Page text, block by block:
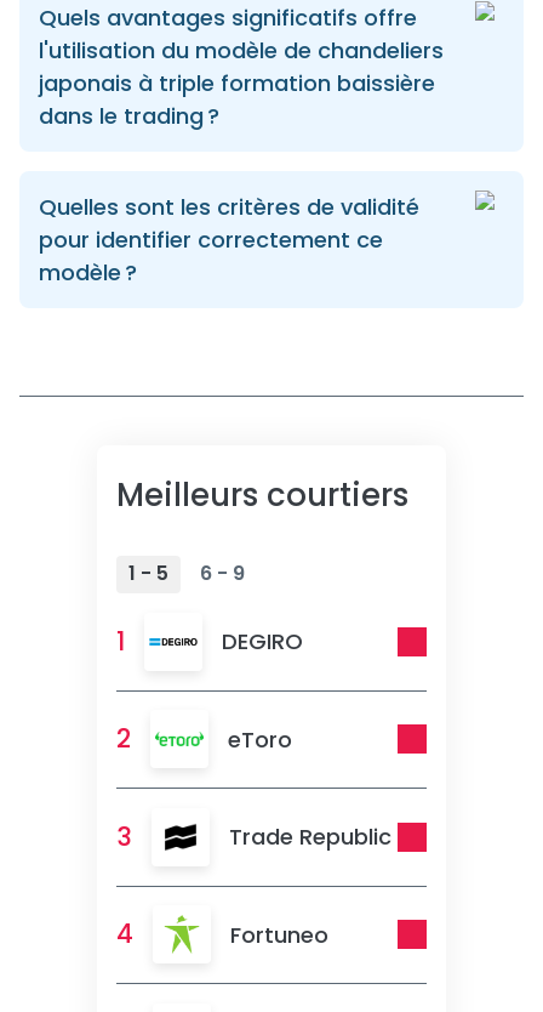
Quels avantages significatifs offre
l'utilisation du modèle de chandeliers
japonais à triple formation baissière
dans le trading ?
Quelles sont les critères de validité
pour identifier correctement ce
modèle ?
Meilleurs courtiers
1 - 5 6 - 9
1 DEGIRO
2 eToro
3 Trade Republic
4 Fortuneo